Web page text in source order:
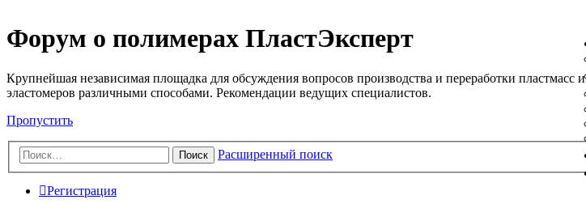
Форум о полимерах ПластЭксперт
Крупнейшая независимая площадка для обсуждения вопросов производства и переработки пластмасс и
эластомеров различными способами. Рекомендации ведущих специалистов.
Пропустить
Поиск Расширенный поиск
Регистрация